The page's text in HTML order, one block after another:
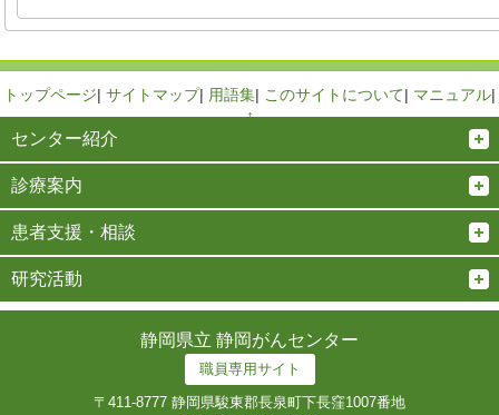
トップページ| サイトマップ| 用語集| このサイトについて| マニュアル|
↑
センター紹介
診療案内
患者支援・相談
研究活動
静岡県立 静岡がんセンター
職員専用サイト
〒411-8777 静岡県駿東郡長泉町下長窪1007番地